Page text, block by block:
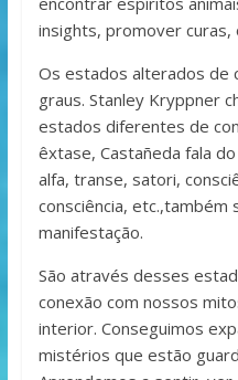
insights, promover curas,
Os estados alterados de
graus. Stanley Kryppner
estados diferentes de
êxtase, Castañeda fala
alfa, transe, satori,
consciência, etc.,também
manifestação.
São através desses
conexão com nossos
interior. Conseguimos
mistérios que estão